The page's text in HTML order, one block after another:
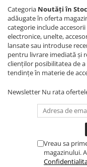
Covorase PEUGEOT
Covorase PORSCHE
Covorase RENAULT
Covorase SEAT
Covorase SKODA
Covorase TOYOTA
Covorase VOLVO
Tavite Portbagaj
Categoria Noutăți în Stoc
adăugate în oferta
categorie include
electronice, unelte,
lansate sau introduse
pentru livrare imediată și
clienților posibilitatea de
tendințe în materie de
Newsletter Nu rata
Vreau sa
magazinului.